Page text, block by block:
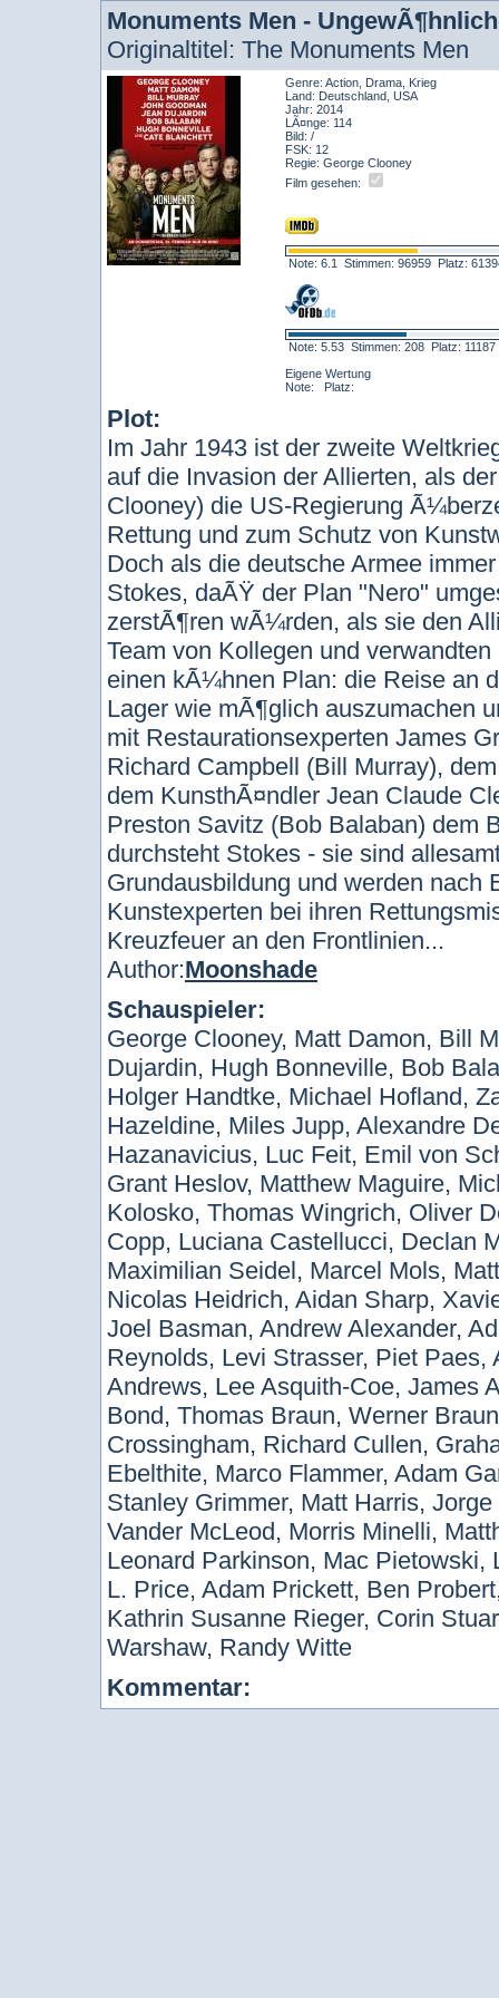
Monuments Men -
Originaltitel: The Monuments Men
Genre: Action, Drama, Krieg
Land: Deutschland, USA
Jahr: 2014
LÃ¤nge: 114
Bild: /
FSK: 12
Regie: George Clooney
Film gesehen:
Note: 6.1 Stimmen: 96959 Platz:
Note: 5.53 Stimmen: 208 Platz:
Eigene Wertung
Note: Platz:
Plot:
Im Jahr 1943 ist der zweite
auf die Invasion der Allierten, als
Clooney) die US-Regierung
Rettung und zum Schutz von
Doch als die deutsche Armee
Stokes, daÃŸ der Plan "Nero"
zerstÃ¶ren wÃ¼rden, als sie den
Team von Kollegen und
einen kÃ¼hnen Plan: die Reise an
Lager wie mÃ¶glich auszumachen
mit Restaurationsexperten James
Richard Campbell (Bill Murray),
dem KunsthÃ¤ndler Jean Claude
Preston Savitz (Bob Balaban) dem
durchsteht Stokes - sie sind
Grundausbildung und werden nach
Kunstexperten bei ihren
Kreuzfeuer an den Frontlinien...
Author:Moonshade
Schauspieler:
George Clooney, Matt Damon, Bill
Dujardin, Hugh Bonneville, Bob
Holger Handtke, Michael Hofland,
Hazeldine, Miles Jupp, Alexandre
Hazanavicius, Luc Feit, Emil von
Grant Heslov, Matthew Maguire,
Kolosko, Thomas Wingrich, Oliver
Copp, Luciana Castellucci, Declan
Maximilian Seidel, Marcel Mols,
Nicolas Heidrich, Aidan Sharp,
Joel Basman, Andrew Alexander,
Reynolds, Levi Strasser, Piet
Andrews, Lee Asquith-Coe, James
Bond, Thomas Braun, Werner
Crossingham, Richard Cullen,
Ebelthite, Marco Flammer, Adam
Stanley Grimmer, Matt Harris,
Vander McLeod, Morris Minelli,
Leonard Parkinson, Mac Pietowski,
L. Price, Adam Prickett, Ben
Kathrin Susanne Rieger, Corin
Warshaw, Randy Witte
Kommentar: